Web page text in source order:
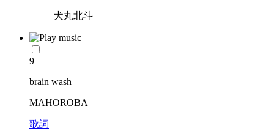
犬丸北斗
9
brain wash
MAHOROBA
歌詞